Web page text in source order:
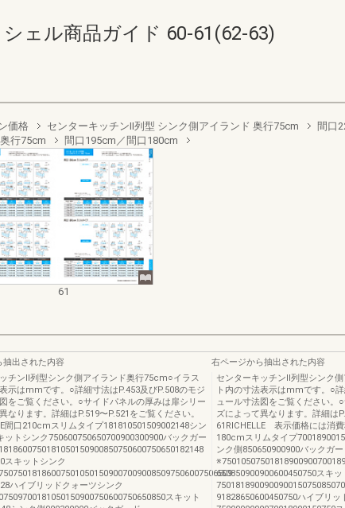
シェル商品ガイド 60-61(62-63)
価格 センターキッチンII列型 シンク側アイランド 奥行75cm 間口
行75cm
間口195cm／間口180cm
61
抽出された内容
チンⅡ列型シンク側アイランド奥行75cm○イラス
示はmmです。○詳細寸法はP.453及びP.508のモジ
をご覧ください。○サイドパネルの厚みは扉シリー
なります。詳細はP.519〜P.521をご覧ください。
間口210cmスリムタイプ181810501509002148シン
ットシンク750600750650700900300900バックガー
スキットシンク
ハイブリッドクォーツシンク
スキット
右ページから抽出された内容
センターキッチンⅡ列型シンク
ト内の寸法表示はmmです。○
ュール寸法図をご覧ください。
ズによって異なります。詳細は
61RICHELLE 表示価格には消
180cmスリムタイプ
ンク側850650900900バックガー
650850900900600450750スキッ
91828650600450750ハイブリッ